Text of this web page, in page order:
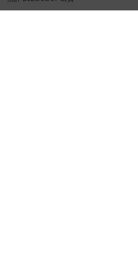
**提醒您，鑑賞期不等於試用期，退回